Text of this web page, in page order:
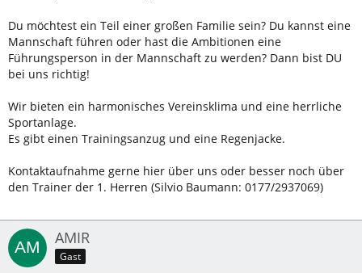
Du möchtest ein Teil einer großen Familie sein? Du kannst eine
Mannschaft führen oder hast die Ambitionen eine
Führungsperson in der Mannschaft zu werden? Dann bist DU
bei uns richtig!
Wir bieten ein harmonisches Vereinsklima und eine herrliche
Sportanlage.
Es gibt einen Trainingsanzug und eine Regenjacke.
Kontaktaufnahme gerne hier über uns oder besser noch über
den Trainer der 1. Herren (Silvio Baumann: 0177/2937069)
AMIR
Gast